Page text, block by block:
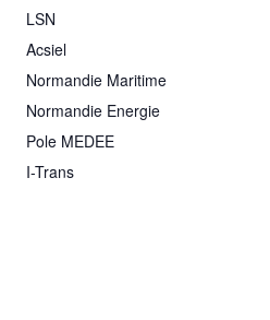
LSN
Acsiel
Normandie Maritime
Normandie Energie
Pole MEDEE
I-Trans